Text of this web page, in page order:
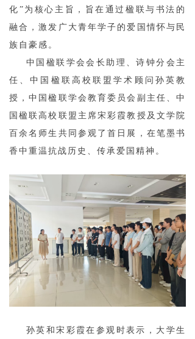
化”为核心主旨，旨在通过楹联与书法的
融合，激发广大青年学子的爱国情怀与民
族自豪感。
中国楹联学会会长助理、诗钟分会主
任、中国楹联高校联盟学术顾问孙英教
授，中国楹联学会教育委员会副主任、中
国楹联高校联盟主席宋彩霞教授及文学院
百余名师生共同参观了首日展，在笔墨书
香中重温抗战历史、传承爱国精神。
孙英和宋彩霞在参观时表示，大学生